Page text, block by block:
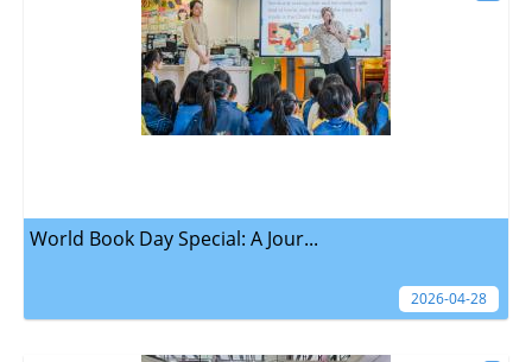
World Book Day Special: A Jour...
2026-04-28